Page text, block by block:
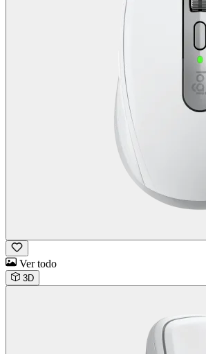
Ver todo
3D